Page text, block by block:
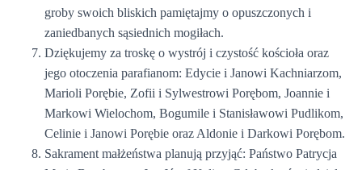
groby swoich bliskich pamiętajmy o opuszczonych i
zaniedbanych sąsiednich mogiłach.
Dziękujemy za troskę o wystrój i czystość kościoła oraz
jego otoczenia parafianom: Edycie i Janowi Kachniarzom,
Marioli Porębie, Zofii i Sylwestrowi Porębom, Joannie i
Markowi Wielochom, Bogumile i Stanisławowi Pudlikom,
Celinie i Janowi Porębie oraz Aldonie i Darkowi Porębom.
Sakrament małżeństwa planują przyjąć: Państwo Patrycja